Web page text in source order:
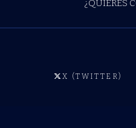
¿QUIERES
X (TWITTER)